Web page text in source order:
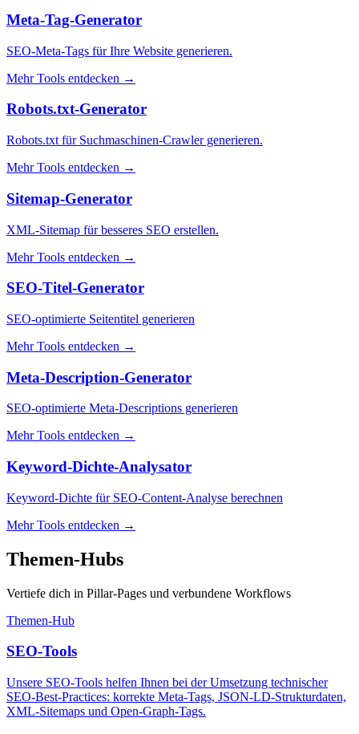
Meta-Tag-Generator
SEO-Meta-Tags für Ihre Website generieren.
Mehr Tools entdecken →
Robots.txt-Generator
Robots.txt für Suchmaschinen-Crawler generieren.
Mehr Tools entdecken →
Sitemap-Generator
XML-Sitemap für besseres SEO erstellen.
Mehr Tools entdecken →
SEO-Titel-Generator
SEO-optimierte Seitentitel generieren
Mehr Tools entdecken →
Meta-Description-Generator
SEO-optimierte Meta-Descriptions generieren
Mehr Tools entdecken →
Keyword-Dichte-Analysator
Keyword-Dichte für SEO-Content-Analyse berechnen
Mehr Tools entdecken →
Themen-Hubs
Vertiefe dich in Pillar-Pages und verbundene Workflows
Themen-Hub
SEO-Tools
Unsere SEO-Tools helfen Ihnen bei der Umsetzung technischer
SEO-Best-Practices: korrekte Meta-Tags, JSON-LD-Strukturdaten,
XML-Sitemaps und Open-Graph-Tags.